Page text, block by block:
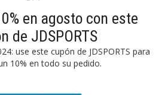
en agosto con este
de JDSPORTS
use este cupón de JDSPORTS para
10% en todo su pedido.